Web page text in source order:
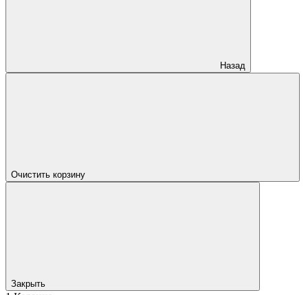
Назад
Очистить корзину
Закрыть